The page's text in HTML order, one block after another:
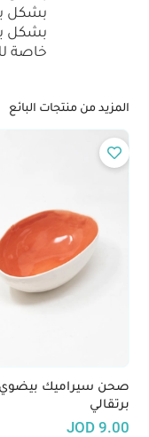
بشكل
بشكل
خاصة
المزيد من منتجات البائع
صحن سيراميك
برتقالي
9.00
JOD